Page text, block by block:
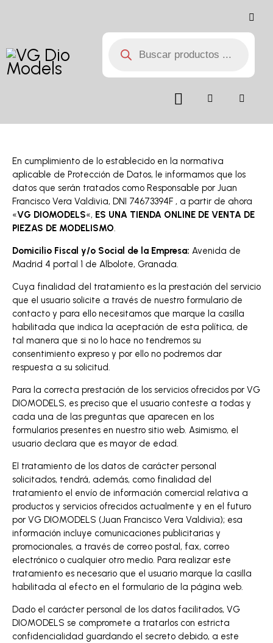
En cumplimiento de lo establecido en la normativa
aplicable de Protección de Datos, le informamos que los
datos que serán tratados como Responsable por Juan
Francisco Vera Valdivia, DNI 74673394F , a partir de ahora
«VG DIOMODELS«, ES UNA TIENDA ONLINE DE VENTA DE
PIEZAS DE MODELISMO
Domicilio Fiscal y/o Social de la Empresa: Avenida de
Madrid 4 portal 1 de Albolote, Granada.
Cuya finalidad del tratamiento es la prestación del servicio
que el usuario solicite a través de nuestro formulario de
contacto y para ello necesitamos que marque la casilla
habilitada que indica la aceptación de esta política, de
tal manera que si no lo hace no tendremos su
consentimiento expreso y por ello no podremos dar
respuesta a su solicitud.
Para la correcta prestación de los servicios ofrecidos por VG
DIOMODELS, es preciso que el usuario conteste a todas y
cada una de las preguntas que aparecen en los
formularios presentes en nuestro sitio web. Asimismo, el
usuario declara que es mayor de edad.
El tratamiento de los datos de carácter personal
solicitados, tendrá, además, como finalidad del
tratamiento el envío de información comercial relativa a
productos y servicios ofrecidos actualmente y en el futuro
por VG DIOMODELS (Juan Francisco Vera Valdivia); esa
información incluye comunicaciones publicitarias y
promocionales, a través de correo postal, fax, correo
electrónico o cualquier otro medio. Para realizar este
tratamiento es necesario que el usuario marque la casilla
habilitada al efecto en el formulario de la página web.
Dado el carácter personal de los datos facilitados, VG
DIOMODELS se compromete a tratarlos con estricta
confidencialidad guardando el secreto debido, a este